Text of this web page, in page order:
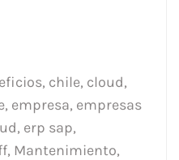
, chile, cloud,
, empresa, empresas
, erp sap,
, Mantenimiento,